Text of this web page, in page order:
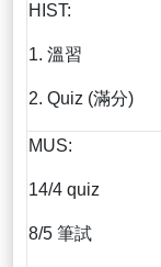
HIST:
1. 溫習
2. Quiz (滿分)
MUS:
14/4 quiz
8/5 筆試